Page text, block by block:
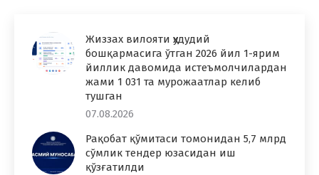
Жиззах вилояти ҳудудий
бошқармасига ўтган 2026 йил 1-ярим
йиллик давомида истеъмолчилардан
жами 1 031 та мурожаатлар келиб
тушган
07.08.2026
Рақобат қўмитаси томонидан 5,7 млрд
сўмлик тендер юзасидан иш
қўзғатилди